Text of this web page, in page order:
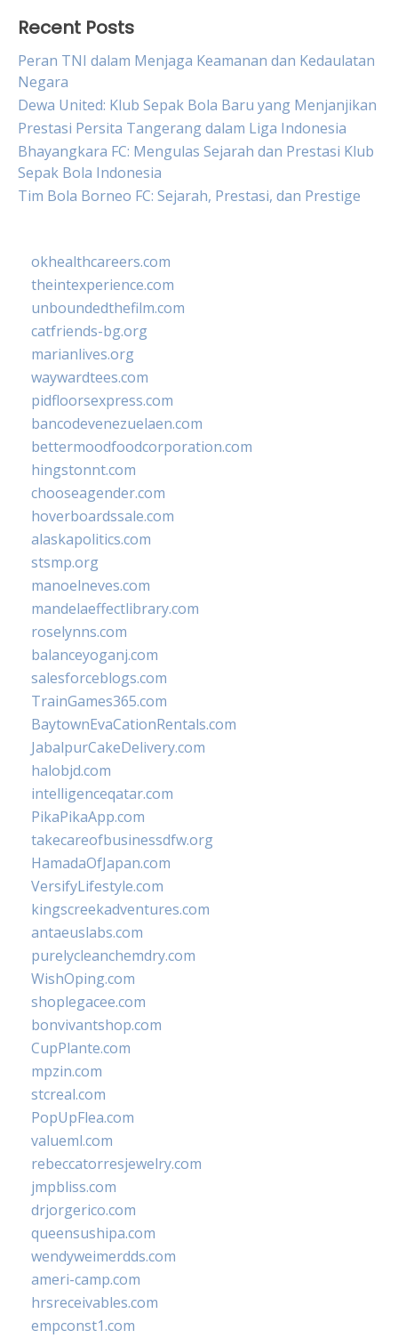
Recent Posts
Peran TNI dalam Menjaga Keamanan dan Kedaulatan
Negara
Dewa United: Klub Sepak Bola Baru yang Menjanjikan
Prestasi Persita Tangerang dalam Liga Indonesia
Bhayangkara FC: Mengulas Sejarah dan Prestasi Klub
Sepak Bola Indonesia
Tim Bola Borneo FC: Sejarah, Prestasi, dan Prestige
okhealthcareers.com
theintexperience.com
unboundedthefilm.com
catfriends-bg.org
marianlives.org
waywardtees.com
pidfloorsexpress.com
bancodevenezuelaen.com
bettermoodfoodcorporation.com
hingstonnt.com
chooseagender.com
hoverboardssale.com
alaskapolitics.com
stsmp.org
manoelneves.com
mandelaeffectlibrary.com
roselynns.com
balanceyoganj.com
salesforceblogs.com
TrainGames365.com
BaytownEvaCationRentals.com
JabalpurCakeDelivery.com
halobjd.com
intelligenceqatar.com
PikaPikaApp.com
takecareofbusinessdfw.org
HamadaOfJapan.com
VersifyLifestyle.com
kingscreekadventures.com
antaeuslabs.com
purelycleanchemdry.com
WishOping.com
shoplegacee.com
bonvivantshop.com
CupPlante.com
mpzin.com
stcreal.com
PopUpFlea.com
valueml.com
rebeccatorresjewelry.com
jmpbliss.com
drjorgerico.com
queensushipa.com
wendyweimerdds.com
ameri-camp.com
hrsreceivables.com
empconst1.com